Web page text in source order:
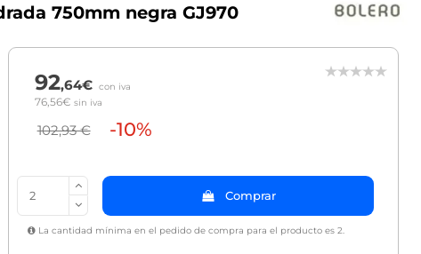
750mm negra GJ970
92,64€ con iva
76,56€ sin iva
102,93 € -10%
Comprar
La cantidad mínima en el pedido de compra para el producto es 2.